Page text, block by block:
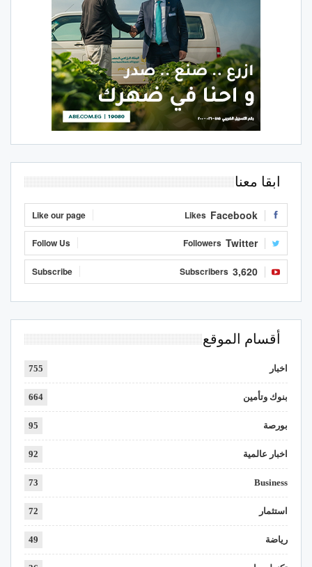
ابقا معنا
Facebook
Likes
Like our page
Twitter
Followers
Follow Us
3,620
Subscribers
Subscribe
أقسام الموقع
اخبار 755
بنوك وتأمين 664
بورصة 95
اخبار عالمية 92
Business
73
استثمار 72
رياضة 49